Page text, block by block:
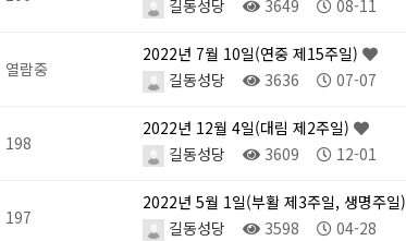
길동성당 3649 08-11
열람중
2022년 7월 10일(연중 제15주일)
길동성당
3636 07-07
198
2022년 12월 4일(대림 제2주일)
길동성당
3609 12-01
197
2022년 5월 1일(부활 제3주일, 생명주일)
길동성당
3598 04-28